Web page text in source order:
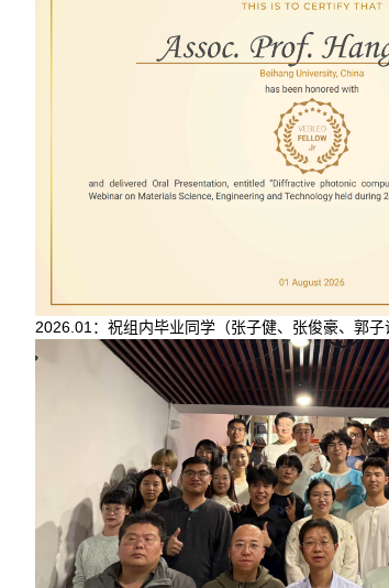
2026.01：祝组内毕业同学（张子健、张俊豪、郭子